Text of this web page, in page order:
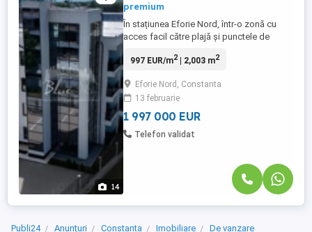
14
premium
În stațiunea Eforie Nord, într-o zonă cu
acces facil către plajă și punctele de
în 2022 reprezintă o investiție solidă,
Capacitate și facilități Proprietatea
dispune de 49 spații de cazare, dintre
care: -41 camere -8 apartamente Camerele
997 EUR/m2| 2,003 m2
Eforie Nord, Constanta
13 februarie
1 997 000 EUR
Telefon validat
Publi24 Anunțuri Constanta Imobiliare
De vanzare